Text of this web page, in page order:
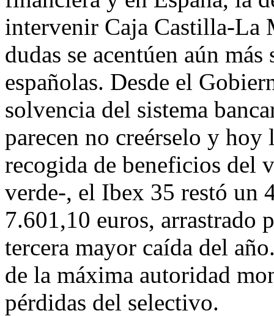
intervenir Caja Castilla-La
dudas se acentúen aún
españolas. Desde el
solvencia del sistema
parecen no creérselo y hoy
recogida de beneficios del
verde-, el Ibex 35 restó un
7.601,10 euros, arrastrado
tercera mayor caída del
de la máxima autoridad
pérdidas del selectivo.